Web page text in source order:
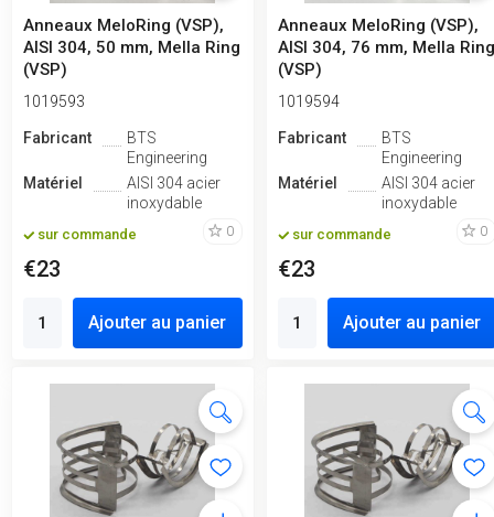
Anneaux MeloRing (VSP),
AISI 304, 50 mm, Mella Ring
(VSP)
1019593
Fabricant
BTS
Engineering
Matériel
AISI 304 acier
inoxydable
sur commande 0
€23
Ajouter au panier
Anneaux MeloRing (VSP),
AISI 304, 76 mm, Mella Ring
(VSP)
1019594
Fabricant
BTS
Engineering
Matériel
AISI 304 acier
inoxydable
sur commande 0
€23
Ajouter au panier